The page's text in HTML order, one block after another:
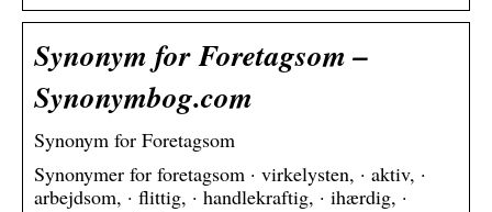
Synonym for Foretagsom –
Synonymbog.com
Synonym for Foretagsom
Synonymer for foretagsom · virkelysten, · aktiv, ·
arbejdsom, · flittig, · handlekraftig, · ihærdig, ·